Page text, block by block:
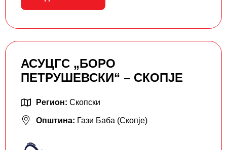
АСУЦГС „БОРО
ПЕТРУШЕВСКИ“ – СКОПЈЕ
Регион: Скопски
Општина: Гази Баба (Скопје)